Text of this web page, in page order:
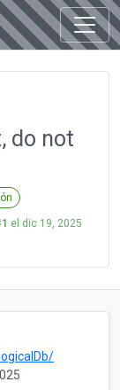
do not
el dic 19, 2025